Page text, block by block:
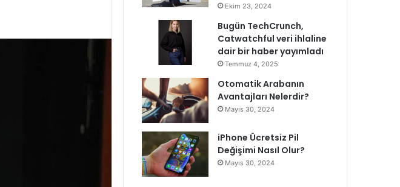
Ekim 23, 2024
Bugün TechCrunch,
Catwatchful veri ihlaline
dair bir haber yayımladı
Temmuz 4, 2025
Otomatik Arabanın
Avantajları Nelerdir?
Mayıs 30, 2024
iPhone Ücretsiz Pil
Değişimi Nasıl Olur?
Mayıs 30, 2024